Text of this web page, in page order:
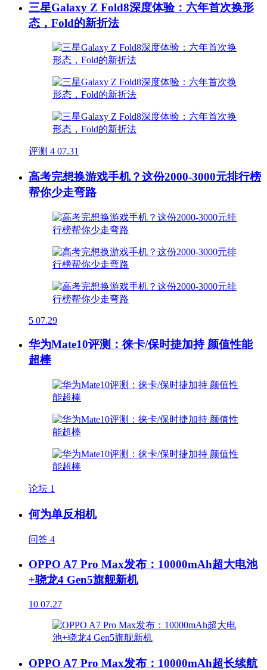
三星Galaxy Z Fold8深度体验：六年首次换形
态，Fold的新折法
评测 4 07.31
高考完想换游戏手机？这份2000-3000元排行榜
帮你少走弯路
5 07.29
华为Mate10评测：徕卡/保时捷加持 颜值性能
超棒
论坛 1
何为单反相机
问答 4
OPPO A7 Pro Max发布：10000mAh超大电池
+骁龙4 Gen5旗舰新机
10 07.27
OPPO A7 Pro Max发布：10000mAh超长续航